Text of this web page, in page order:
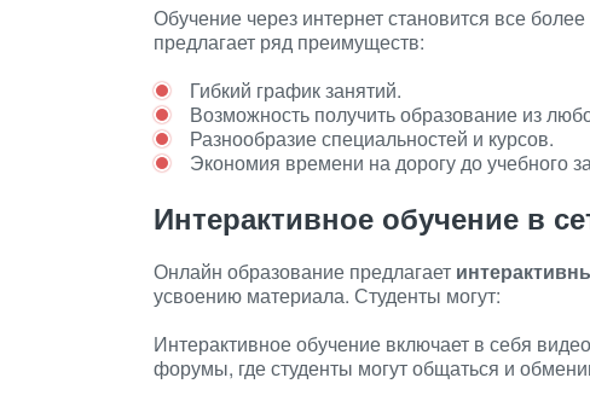
Обучение через интернет становится все
предлагает ряд преимуществ:
Гибкий график занятий.
Возможность получить образование из
Разнообразие специальностей и курсов.
Экономия времени на дорогу до учебного
Интерактивное обучение в
Онлайн образование предлагает
усвоению материала. Студенты могут:
Интерактивное обучение включает в себя
форумы, где студенты могут общаться и